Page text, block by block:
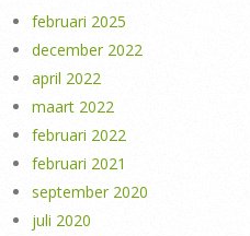
februari 2025
december 2022
april 2022
maart 2022
februari 2022
februari 2021
september 2020
juli 2020